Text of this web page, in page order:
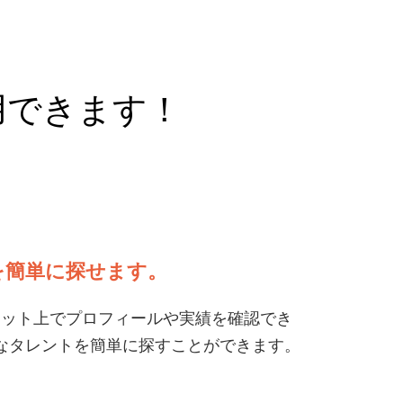
きます！
単に探せます。
ト上でプロフィールや実績を確認でき
レントを簡単に探すことができます。